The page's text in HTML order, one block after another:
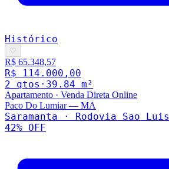
Histórico
♡
R$ 65.348,57
R$ 114.000,00
2 qtos · 39.84 m²
Apartamento · Venda Direta Online
Paco Do Lumiar— MA
Saramanta · Rodovia Sao Luis
42% OFF